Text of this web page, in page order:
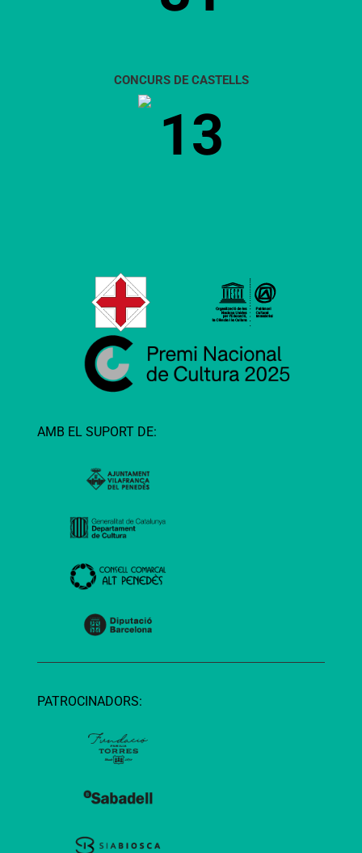
CONCURS DE CASTELLS
13
AMB EL SUPORT DE:
PATROCINADORS: